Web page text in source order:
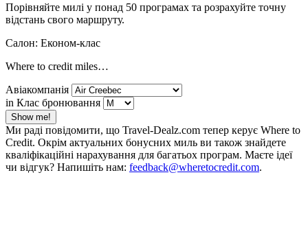
Порівняйте милі у понад 50 програмах та розрахуйте точну
відстань свого маршруту.
Салон: Економ-клас
Where to credit miles…
Авіакомпанія
in Клас бронювання
Show me!
Ми раді повідомити, що Travel-Dealz.com тепер керує Where to
Credit. Окрім актуальних бонусних миль ви також знайдете
кваліфікаційні нарахування для багатьох програм. Маєте ідеї
чи відгук? Напишіть нам: feedback@wheretocredit.com.